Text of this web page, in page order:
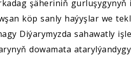
şäheriniň
köp sanly haýyşlar we
Diýarymyzda sahawatly
dowamata